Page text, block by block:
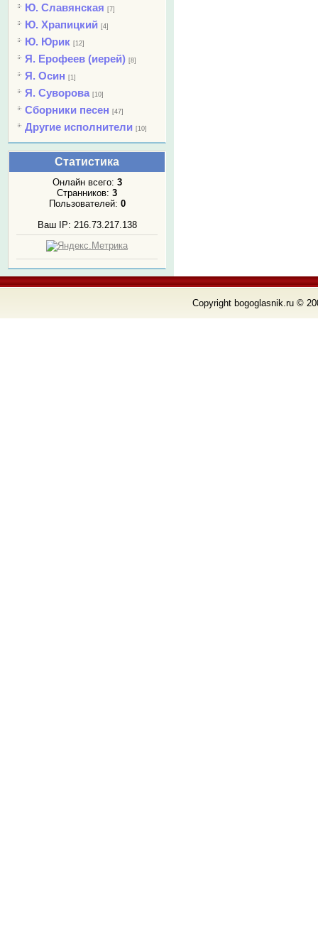
Ю. Славянская [7]
Ю. Храпицкий [4]
Ю. Юрик [12]
Я. Ерофеев (иерей) [8]
Я. Осин [1]
Я. Суворова [10]
Сборники песен [47]
Другие исполнители [10]
Статистика
Онлайн всего: 3
Странников: 3
Пользователей: 0
Ваш IP: 216.73.217.138
Copyright bogoglasnik.ru ©